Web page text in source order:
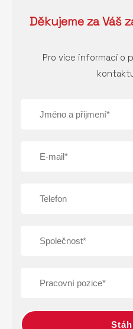
Děkujeme za Váš
Pro více informací o